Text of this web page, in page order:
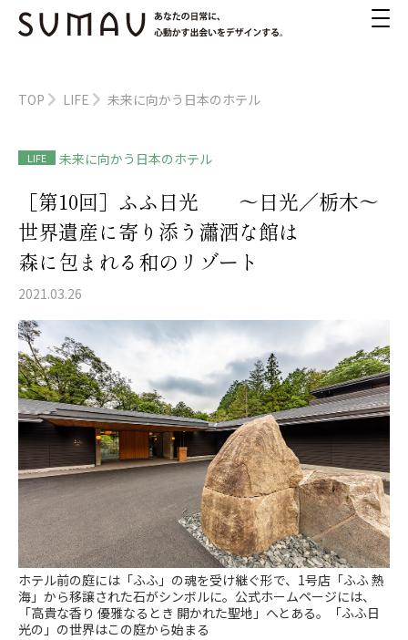
TOP LIFE 未来に向かう日本のホテル
LIFE 未来に向かう日本のホテル
［第10回］ふふ日光 ～日光／栃木～
世界遺産に寄り添う瀟洒な館は
森に包まれる和のリゾート
2021.03.26
ホテル前の庭には「ふふ」の魂を受け継ぐ形で、1号店「ふふ 熱
海」から移譲された石がシンボルに。公式ホームページには、
「高貴な香り 優雅なるとき 開かれた聖地」へとある。「ふふ日
光の」の世界はこの庭から始まる